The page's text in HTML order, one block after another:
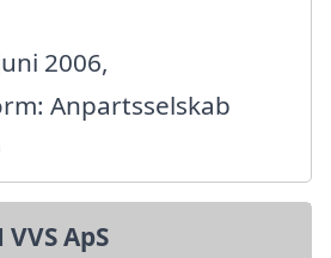
2006,
Anpartsselskab
VVS ApS